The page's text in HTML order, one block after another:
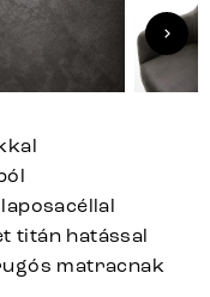
titán hatással
matracnak